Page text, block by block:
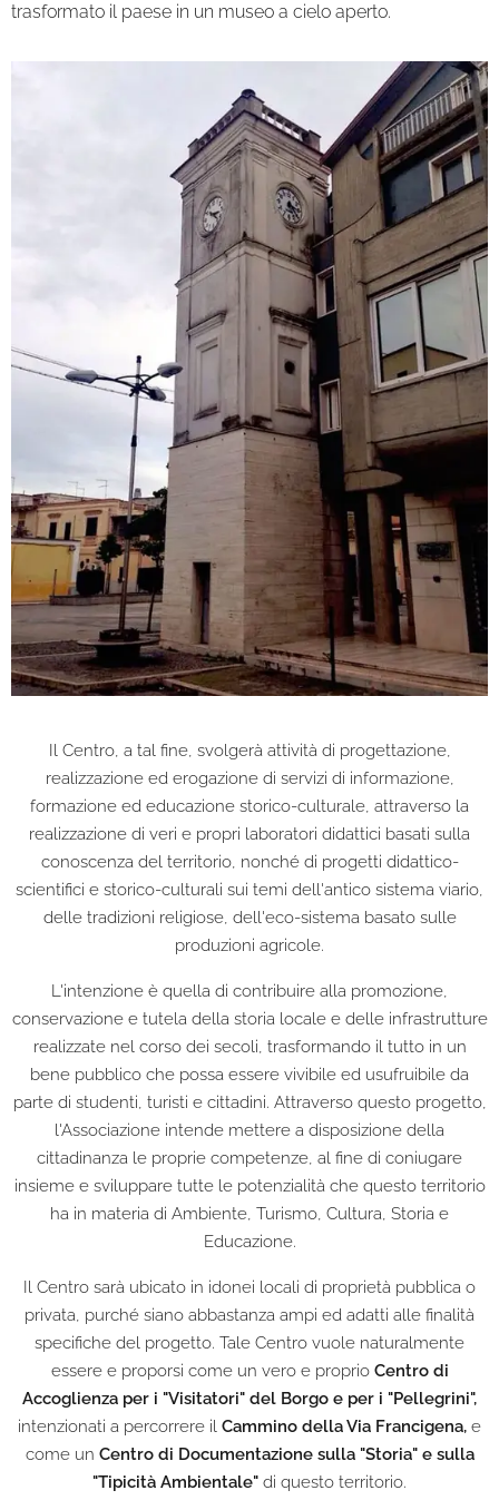
trasformato il paese in un museo a cielo aperto.
Il Centro, a tal fine, svolgerà attività di progettazione,
realizzazione ed erogazione di servizi di informazione,
formazione ed educazione storico-culturale, attraverso la
realizzazione di veri e propri laboratori didattici basati sulla
conoscenza del territorio, nonché di progetti didattico-
scientifici e storico-culturali sui temi dell'antico sistema viario,
delle tradizioni religiose, dell'eco-sistema basato sulle
produzioni agricole.
L'intenzione è quella di contribuire alla promozione,
conservazione e tutela della storia locale e delle infrastrutture
realizzate nel corso dei secoli, trasformando il tutto in un
bene pubblico che possa essere vivibile ed usufruibile da
parte di studenti, turisti e cittadini. Attraverso questo progetto,
l'Associazione intende mettere a disposizione della
cittadinanza le proprie competenze, al fine di coniugare
insieme e sviluppare tutte le potenzialità che questo territorio
ha in materia di Ambiente, Turismo, Cultura, Storia e
Educazione.
Il Centro sarà ubicato in idonei locali di proprietà pubblica o
privata, purché siano abbastanza ampi ed adatti alle finalità
specifiche del progetto. Tale Centro vuole naturalmente
essere e proporsi come un vero e proprio Centro di
Accoglienza per i "Visitatori" del Borgo e per i "Pellegrini",
intenzionati a percorrere il Cammino della Via Francigena, e
come un Centro di Documentazione sulla "Storia" e sulla
"Tipicità Ambientale" di questo territorio.